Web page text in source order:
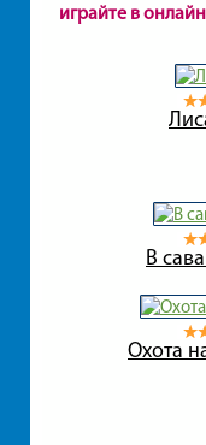
играйте в
В
Охота